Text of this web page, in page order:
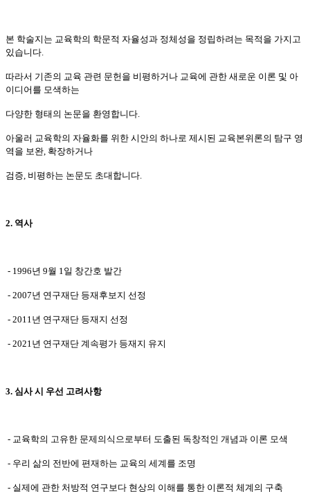
본 학술지는 교육학의 학문적 자율성과 정체성을 정립하려는 목적을 가지고
있습니다
따라서 기존의 교육 관련 문헌을 비평하거나 교육에 관한 새로운 이론 및 아
이디어를 모색하는
다양한 형태의 논문을 환영합니다
아울러 교육학의 자율화를 위한 시안의 하나로 제시된 교육본위론의 탐구 영
역을 보완 확장하거나
검증 비평하는 논문도 초대합니다
2. 역사
- 1996년 9월 1 일 창간호 발간
- 2007년 연구재단 등재후보지 선정
- 2011 년 연구재단 등재지 선정
- 2021 년 연구재단 계속평가 등재지 유지
3. 심사 시 우선 고려사항
- 교육학의 고유한 문제의식으로부터 도출된 독창적인 개념과 이론 모색
- 우리 삶의 전반에 편재하는 교육의 세계를 조명
- 실제에 관한 처방적 연구보다 현상의 이해를 통한 이론적 체계의 구축